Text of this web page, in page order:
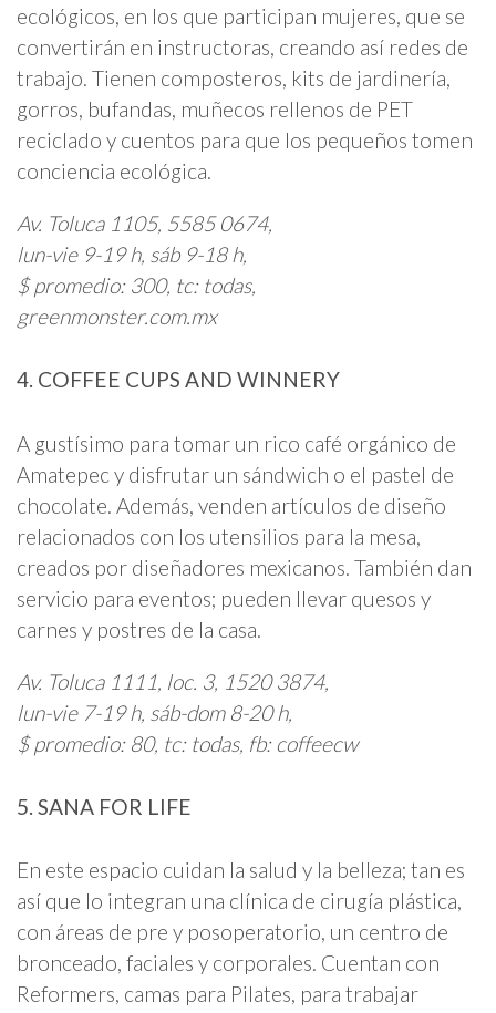
ecológicos, en los que participan mujeres, que se
convertirán en instructoras, creando así redes de
trabajo. Tienen composteros, kits de jardinería,
gorros, bufandas, muñecos rellenos de PET
reciclado y cuentos para que los pequeños tomen
conciencia ecológica.
Av. Toluca 1105, 5585 0674,
lun-vie 9-19 h, sáb 9-18 h,
$ promedio: 300, tc: todas,
greenmonster.com.mx
4. COFFEE CUPS AND WINNERY
A gustísimo para tomar un rico café orgánico de
Amatepec y disfrutar un sándwich o el pastel de
chocolate. Además, venden artículos de diseño
relacionados con los utensilios para la mesa,
creados por diseñadores mexicanos. También dan
servicio para eventos; pueden llevar quesos y
carnes y postres de la casa.
Av. Toluca 1111, loc. 3, 1520 3874,
lun-vie 7-19 h, sáb-dom 8-20 h,
$ promedio: 80, tc: todas, fb: coffeecw
5. SANA FOR LIFE
En este espacio cuidan la salud y la belleza; tan es
así que lo integran una clínica de cirugía plástica,
con áreas de pre y posoperatorio, un centro de
bronceado, faciales y corporales. Cuentan con
Reformers, camas para Pilates, para trabajar